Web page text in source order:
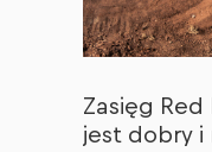
Zasięg Red
jest dobry i